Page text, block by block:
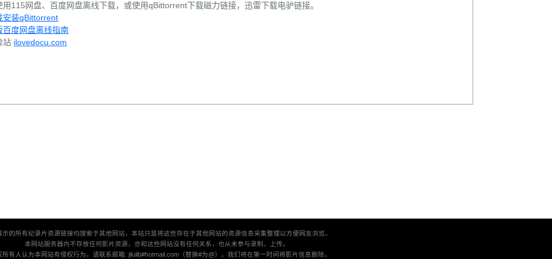
115网盘、百度网盘离线下载，或使用qBittorrent下载磁力链接，迅雷下载电驴链接。
安装qBittorrent
百度网盘离线指南
站 ilovedocu.com
示的所有纪录片资源链接均搜索于其他网站，本站只是将这些存在于其他网站的资源信息采集整理以方便网友浏览。
本网站服务器内不存放任何影片资源，亦和这些网站没有任何关系，也从未参与录制、上传。
所有人认为本网站有侵权行为，请联系邮箱: jilulib#hotmail.com（替换#为@）。我们将在第一时间将影片信息删除。